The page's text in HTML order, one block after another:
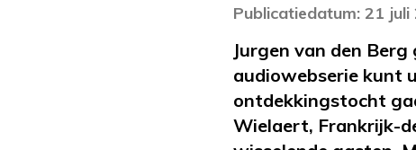
Publicatiedatum: 21 juli
Jurgen van den
audiowebserie kunt
ontdekkingstocht
Wielaert, Frankrijk-